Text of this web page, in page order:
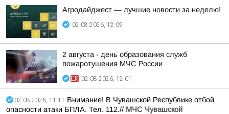
Агродайджест — лучшие новости за неделю!
02.08.2026, 12:09
2 августа - день образования служб
пожаротушения МЧС России
02.08.2026, 12:01
02.08.2026, 11:11
Внимание! В Чувашской Республике отбой
опасности атаки БПЛА. Тел. 112.// МЧС Чувашской